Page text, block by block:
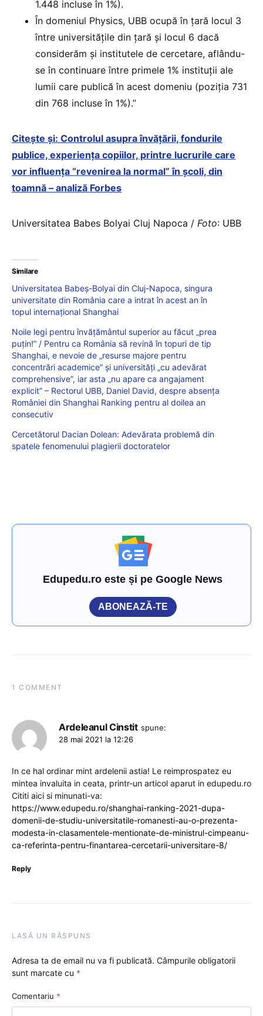
1.448 incluse în 1%).
În domeniul Physics, UBB ocupă în țară locul 3
între universitățile din țară și locul 6 dacă
considerăm și institutele de cercetare, aflându-
se în continuare între primele 1% instituții ale
lumii care publică în acest domeniu (poziția 731
din 768 incluse în 1%).”
Citește și: Controlul asupra învățării, fondurile
publice, experiența copiilor, printre lucrurile care
vor influența “revenirea la normal” în școli, din
toamnă – analiză Forbes
Universitatea Babes Bolyai Cluj Napoca / Foto: UBB
Similare
Universitatea Babeș-Bolyai din Cluj-Napoca, singura
universitate din România care a intrat în acest an în
topul internațional Shanghai
Noile legi pentru învățământul superior au făcut „prea
puțin!” / Pentru ca România să revină în topuri de tip
Shanghai, e nevoie de „resurse majore pentru
concentrări academice” și universități „cu adevărat
comprehensive”, iar asta „nu apare ca angajament
explicit” – Rectorul UBB, Daniel David, despre absența
României din Shanghai Ranking pentru al doilea an
consecutiv
Cercetătorul Dacian Dolean: Adevărata problemă din
spatele fenomenului plagierii doctoratelor
Edupedu.ro este și pe Google News
ABONEAZĂ-TE
1 COMMENT
Ardeleanul Cinstit spune:
28 mai 2021 la 12:26
In ce hal ordinar mint ardelenii astia! Le reimprospatez eu
mintea invaluita in ceata, printr-un articol aparut in edupedu.ro
Cititi aici si minunati-va:
https://www.edupedu.ro/shanghai-ranking-2021-dupa-
domenii-de-studiu-universitatile-romanesti-au-o-prezenta-
modesta-in-clasamentele-mentionate-de-ministrul-cimpeanu-
ca-referinta-pentru-finantarea-cercetarii-universitare-8/
Reply
LASĂ UN RĂSPUNS
Adresa ta de email nu va fi publicată. Câmpurile obligatorii
sunt marcate cu *
Comentariu *